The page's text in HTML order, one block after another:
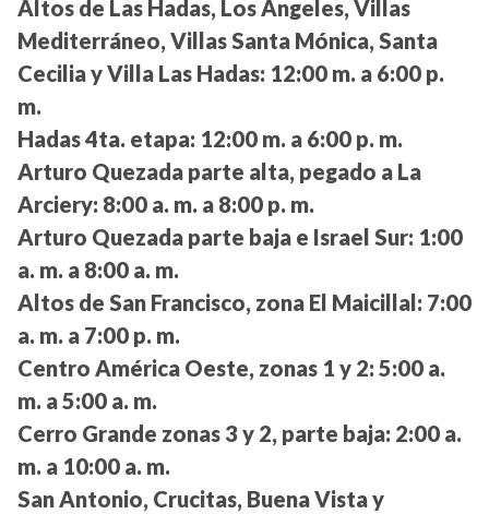
Altos de Las Hadas, Los Ángeles, Villas
Mediterráneo, Villas Santa Mónica, Santa
Cecilia y Villa Las Hadas: 12:00 m. a 6:00 p.
m.
Hadas 4ta. etapa: 12:00 m. a 6:00 p. m.
Arturo Quezada parte alta, pegado a La
Arciery: 8:00 a. m. a 8:00 p. m.
Arturo Quezada parte baja e Israel Sur: 1:00
a. m. a 8:00 a. m.
Altos de San Francisco, zona El Maicillal: 7:00
a. m. a 7:00 p. m.
Centro América Oeste, zonas 1 y 2: 5:00 a.
m. a 5:00 a. m.
Cerro Grande zonas 3 y 2, parte baja: 2:00 a.
m. a 10:00 a. m.
San Antonio, Crucitas, Buena Vista y